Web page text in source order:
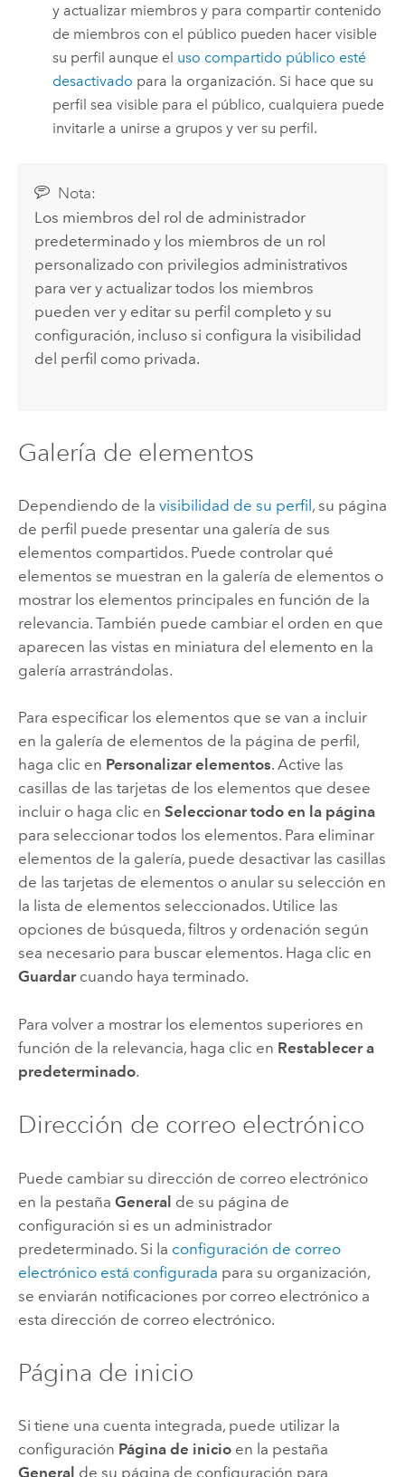
y actualizar miembros y para compartir contenido
de miembros con el público pueden hacer visible
su perfil aunque el uso compartido público esté
desactivado para la organización. Si hace que su
perfil sea visible para el público, cualquiera puede
invitarle a unirse a grupos y ver su perfil.
Nota:
Los miembros del rol de administrador
predeterminado y los miembros de un rol
personalizado con privilegios administrativos
para ver y actualizar todos los miembros
pueden ver y editar su perfil completo y su
configuración, incluso si configura la visibilidad
del perfil como privada.
Galería de elementos
Dependiendo de la visibilidad de su perfil , su página
de perfil puede presentar una galería de sus
elementos compartidos. Puede controlar qué
elementos se muestran en la galería de elementos o
mostrar los elementos principales en función de la
relevancia. También puede cambiar el orden en que
aparecen las vistas en miniatura del elemento en la
galería arrastrándolas.
Para especificar los elementos que se van a incluir
en la galería de elementos de la página de perfil,
haga clic en Personalizar elementos. Active las
casillas de las tarjetas de los elementos que desee
incluir o haga clic en Seleccionar todo en la página
para seleccionar todos los elementos. Para eliminar
elementos de la galería, puede desactivar las casillas
de las tarjetas de elementos o anular su selección en
la lista de elementos seleccionados. Utilice las
opciones de búsqueda, filtros y ordenación según
sea necesario para buscar elementos. Haga clic en
Guardarcuando haya terminado.
Para volver a mostrar los elementos superiores en
función de la relevancia, haga clic en Restablecer a
predeterminado.
Dirección de correo electrónico
Puede cambiar su dirección de correo electrónico
en la pestaña General de su página de
configuración si es un administrador
predeterminado. Si la configuración de correo
electrónico está configurada para su organización,
se enviarán notificaciones por correo electrónico a
esta dirección de correo electrónico.
Página de inicio
Si tiene una cuenta integrada, puede utilizar la
configuración Página de inicioen la pestaña
General de su página de configuración para